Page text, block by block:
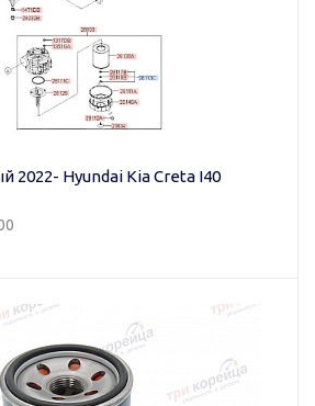
2022- Hyundai Kia Creta I40